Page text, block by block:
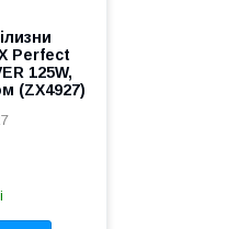
Perfect
125W,
(ZX4927)